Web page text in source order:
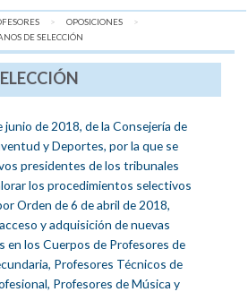
OPOSICIONES
DE SELECCIÓN
junio de 2018, de la Consejería de
y Deportes, por la que se
presidentes de los tribunales
los procedimientos selectivos
Orden de 6 de abril de 2018,
y adquisición de nuevas
en los Cuerpos de Profesores de
Profesores Técnicos de
Profesores de Música y